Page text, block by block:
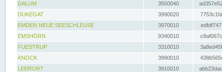
DALUM
3550040
DUKEGAT
3990020
EMDEN NEUE SEESCHLEUSE
3970010
EMSHÖRN
9340010
FUESTRUP
3310010
KNOCK
3990010
LEERORT
3910010